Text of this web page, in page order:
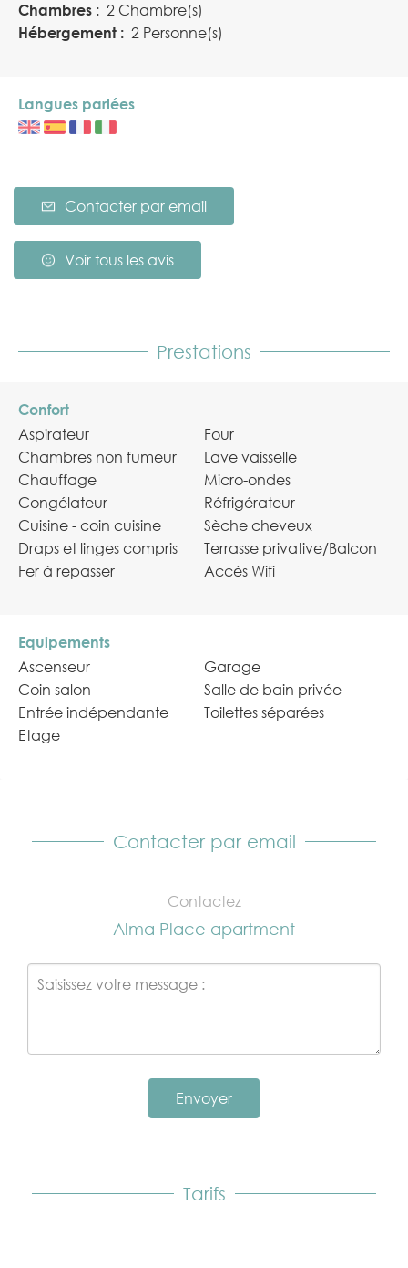
Chambres : 2 Chambre(s)
Hébergement : 2 Personne(s)
Langues parlées
Contacter par email
Voir tous les avis
Prestations
Confort
Aspirateur
Chambres non fumeur
Chauffage
Congélateur
Cuisine - coin cuisine
Draps et linges compris
Fer à repasser
Four
Lave vaisselle
Micro-ondes
Réfrigérateur
Sèche cheveux
Terrasse privative/Balcon
Accès Wifi
Equipements
Ascenseur
Coin salon
Entrée indépendante
Etage
Garage
Salle de bain privée
Toilettes séparées
Contacter par email
Contactez
Alma Place apartment
Envoyer
Tarifs